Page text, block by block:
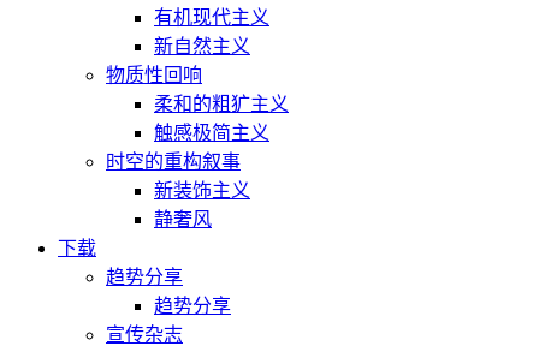
有机现代主义
新自然主义
物质性回响
柔和的粗犷主义
触感极简主义
时空的重构叙事
新装饰主义
静奢风
下载
趋势分享
趋势分享
宣传杂志